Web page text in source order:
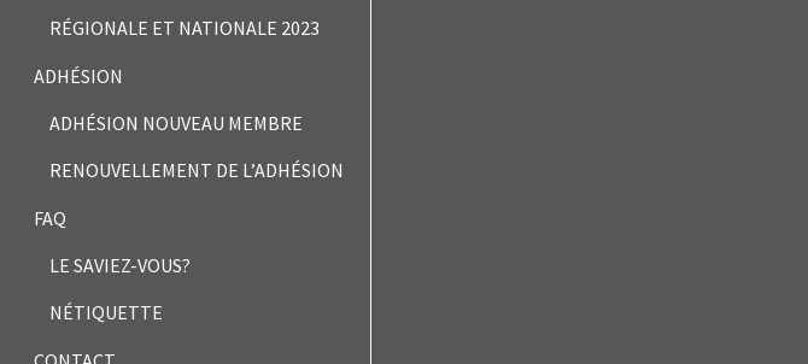
RÉGIONALE ET NATIONALE 2023
ADHÉSION
ADHÉSION NOUVEAU MEMBRE
RENOUVELLEMENT DE L’ADHÉSION
FAQ
LE SAVIEZ-VOUS?
NÉTIQUETTE